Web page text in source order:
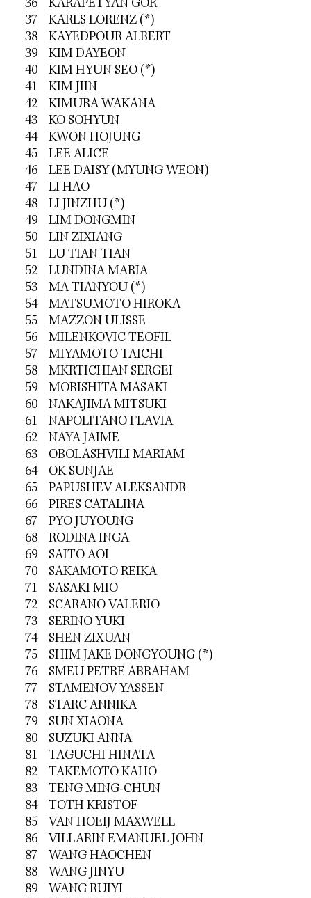
36 KARAPETYAN GOR
37 KARLS LORENZ (*)
38 KAYEDPOUR ALBERT
39 KIM DAYEON
40 KIM HYUN SEO (*)
41 KIM JIIN
42 KIMURA WAKANA
43 KO SOHYUN
44 KWON HOJUNG
45 LEE ALICE
46 LEE DAISY (MYUNG WEON)
47 LI HAO
48 LI JINZHU (*)
49 LIM DONGMIN
50 LIN ZIXIANG
51 LU TIAN TIAN
52 LUNDINA MARIA
53 MA TIANYOU (*)
54 MATSUMOTO HIROKA
55 MAZZON ULISSE
56 MILENKOVIC TEOFIL
57 MIYAMOTO TAICHI
58 MKRTICHIAN SERGEI
59 MORISHITA MASAKI
60 NAKAJIMA MITSUKI
61 NAPOLITANO FLAVIA
62 NAYA JAIME
63 OBOLASHVILI MARIAM
64 OK SUNJAE
65 PAPUSHEV ALEKSANDR
66 PIRES CATALINA
67 PYO JUYOUNG
68 RODINA INGA
69 SAITO AOI
70 SAKAMOTO REIKA
71 SASAKI MIO
72 SCARANO VALERIO
73 SERINO YUKI
74 SHEN ZIXUAN
75 SHIM JAKE DONGYOUNG (*)
76 SMEU PETRE ABRAHAM
77 STAMENOV YASSEN
78 STARC ANNIKA
79 SUN XIAONA
80 SUZUKI ANNA
81 TAGUCHI HINATA
82 TAKEMOTO KAHO
83 TENG MING-CHUN
84 TOTH KRISTOF
85 VAN HOEIJ MAXWELL
86 VILLARIN EMANUEL JOHN
87 WANG HAOCHEN
88 WANG JINYU
89 WANG RUIYI